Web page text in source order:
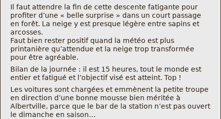
Il faut attendre la fin de cette descente fatigante pour
profiter d’une « belle surprise » dans un court passage
en forêt. La neige y est presque légère entre sapins et
arcosses.
Faut bien rester positif quand la météo est plus
printanière qu’attendue et la neige trop transformée
pour être agréable.
Bilan de la journée : il est 15 heures, tout le monde est
entier et fatigué et l’objectif visé est atteint. Top !
Les voitures sont chargées et emmènent la petite troupe
en direction d’une bonne mousse bien méritée à
Albertville, parce que le bar de la station n’est pas ouvert
le dimanche en saison…